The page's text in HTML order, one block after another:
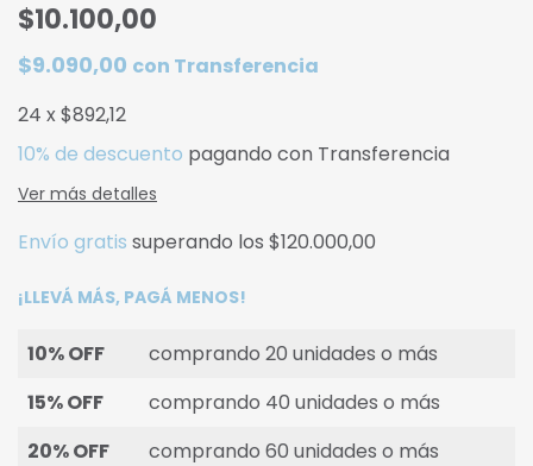
$10.100,00
$9.090,00 con Transferencia
24 x$892,12
10% de descuento pagando con Transferencia
Ver más detalles
Envío gratis superando los $120.000,00
¡LLEVÁ MÁS, PAGÁ MENOS!
10% OFF
comprando 20 unidades o más
15% OFF
comprando 40 unidades o más
20% OFF
comprando 60 unidades o más